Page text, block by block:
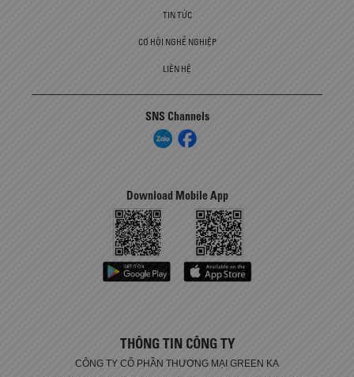
TIN TỨC
CƠ HỘI NGHỀ NGHIỆP
LIÊN HỆ
SNS Channels
Download Mobile App
THÔNG TIN CÔNG TY
CÔNG TY CỔ PHẦN THƯƠNG MẠI GREEN KA